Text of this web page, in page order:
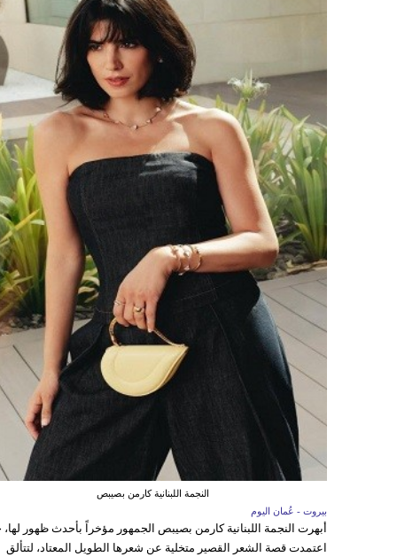
النجمة اللبنانية كارمن بصيبص
بيروت - عُمان اليوم
أبهرت النجمة اللبنانية كارمن بصيبص الجمهور مؤخراً بأحدث ظهور
اعتمدت قصة الشعر القصير متخلية عن شعرها الطويل المعتاد، لتتألق